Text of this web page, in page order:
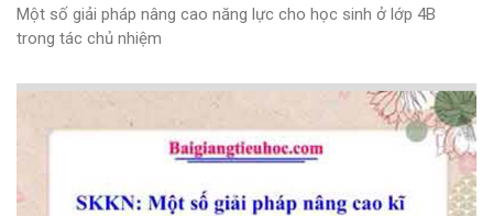
Một số giải pháp nâng cao năng lực cho học sinh ở lớp 4B
trong tác chủ nhiệm